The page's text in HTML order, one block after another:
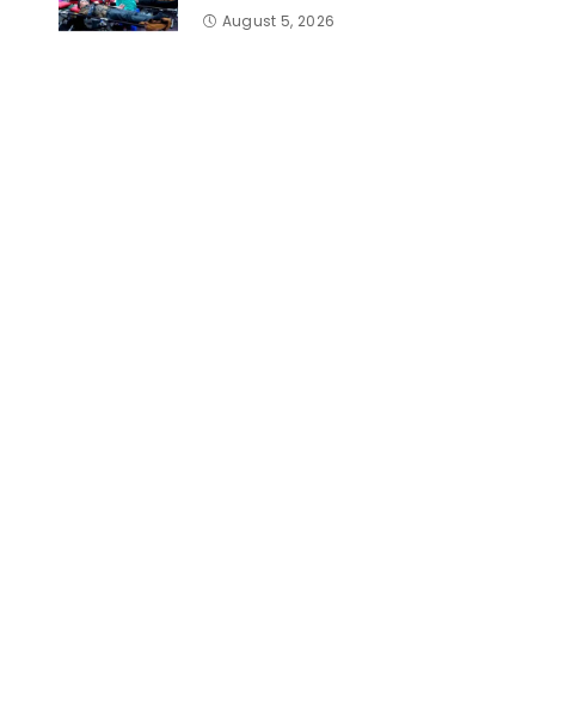
Gotong Royong Melalui Aksi
August 5, 2026